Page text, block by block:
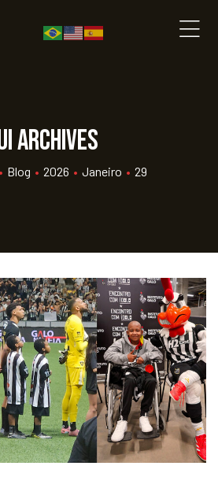
Archives
• Blog • 2026 • Janeiro • 29